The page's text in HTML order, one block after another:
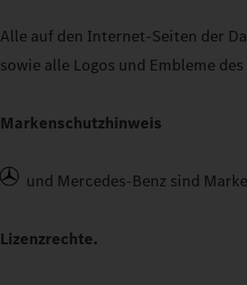
Alle auf den Internet-Seiten der
sowie alle Logos und Embleme
Markenschutzhinweis
und Mercedes-Benz sind
Lizenzrechte.